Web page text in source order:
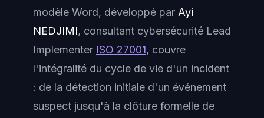
modèle Word, développé par Ayi
NEDJIMI, consultant cybersécurité Lead
Implementer ISO 27001, couvre
l'intégralité du cycle de vie d'un incident
: de la détection initiale d'un événement
suspect jusqu'à la clôture formelle de